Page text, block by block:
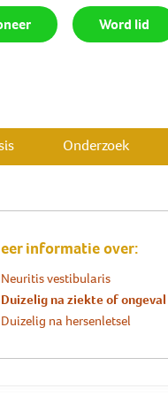
Word lid
Onderzoek
informatie over:
Neuritis vestibularis
Duizelig na ziekte of ongeval
Duizelig na hersenletsel